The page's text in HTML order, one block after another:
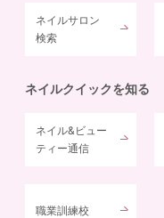
ネイルサロン
検索
ネイルクイックを知る
ネイル&ビュー
ティー通信
職業訓練校